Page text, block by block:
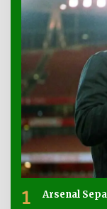
1 Arsenal